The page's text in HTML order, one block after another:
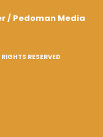
/ Pedoman Media
RESERVED